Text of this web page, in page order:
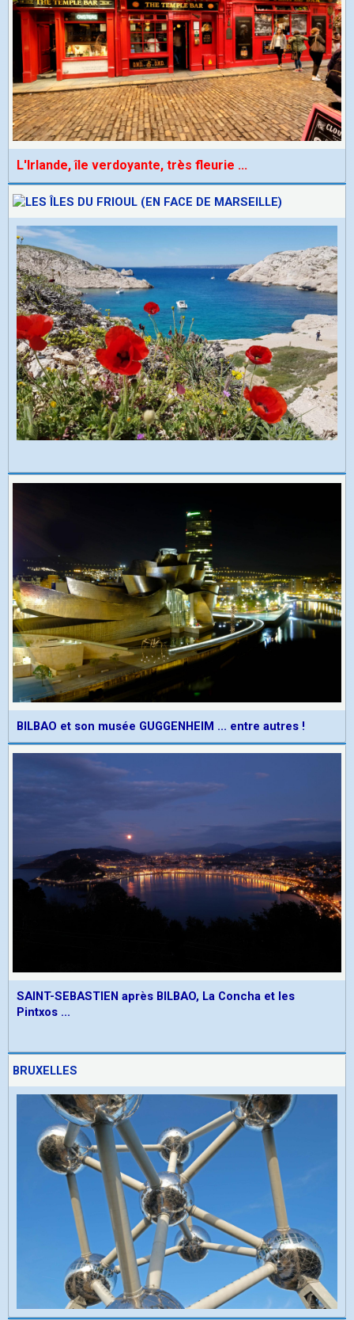
L'Irlande, île verdoyante, très fleurie ...
BILBAO et son musée GUGGENHEIM ... entre autres !
SAINT-SEBASTIEN après BILBAO, La Concha et les
Pintxos ...
BRUXELLES